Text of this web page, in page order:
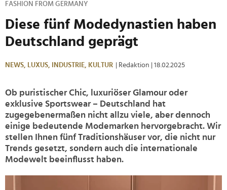
FASHION FROM GERMANY
Diese fünf Modedynastien haben
Deutschland geprägt
NEWS, LUXUS, INDUSTRIE, KULTUR | Redaktion | 18.02.2025
Ob puristischer Chic, luxuriöser Glamour oder
exklusive Sportswear – Deutschland hat
zugegebenermaßen nicht allzu viele, aber dennoch
einige bedeutende Modemarken hervorgebracht. Wir
stellen Ihnen fünf Traditionshäuser vor, die nicht nur
Trends gesetzt, sondern auch die internationale
Modewelt beeinflusst haben.